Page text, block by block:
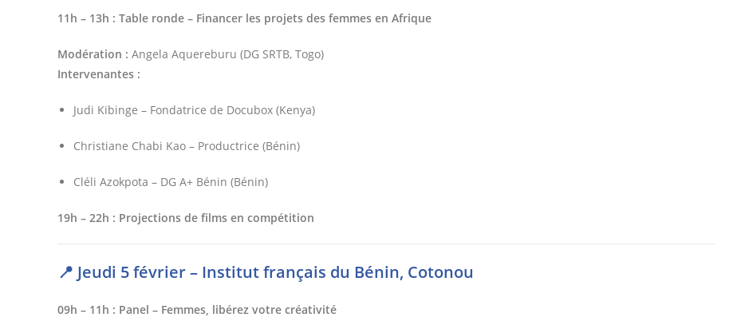
11h – 13h : Table ronde – Financer les projets des femmes en Afrique
Modération : Angela Aquereburu (DG SRTB, Togo)
Intervenantes :
Judi Kibinge – Fondatrice de Docubox (Kenya)
Christiane Chabi Kao – Productrice (Bénin)
Cléli Azokpota – DG A+ Bénin (Bénin)
19h – 22h : Projections de films en compétition
📍 Jeudi 5 février – Institut français du Bénin, Cotonou
09h – 11h : Panel – Femmes, libérez votre créativité